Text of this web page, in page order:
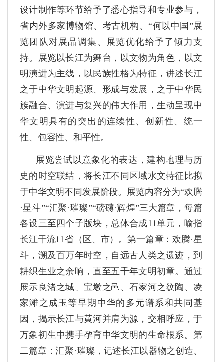
设计制作等环节给予了悉心指导和专业参与，
省内外多家博物馆、考古机构、“何以中国”展
览团队对展品调集、展览优化给予了倾力支
持。展览以长江为舞台，以文物为角色，以文
明演进为主线，以民族性格为特征，讲述长江
之于中华文明起源、形成与发展，之于中华民
族融合、演进与复兴的伟大作用，生动呈现中
华文明具有的突出的连续性、创新性、统一
性、包容性、和平性。
展览尝试以意象化的表达，建构地理与历
史的时空联结，将长江不同区域水文特征比拟
于中华文明不同发展阶段。展览内容分为“欢腾
·星斗”“汇聚·璀璨”“磅礴·辉煌”三大篇章，每篇
各设三至四个子版块，总体合成11单元，喻指
长江干流11省（区、市）。第一篇章：欢腾·星
斗，溯及百万年时空，自远古人类之遗迹，到
耕织生业之余响，直至五千年文明初章。通过
展示良渚之城、宝墩之邑、石家河之纹陶、凌
家滩之成玉等早期中华的多元谱系和共同基
因，揭示长江与黄河并肩为源，交相呼应，于
万象初生中携手孕育中华文明的生命根系。第
二篇章：汇聚·璀璨，记述长江以器物之创造、